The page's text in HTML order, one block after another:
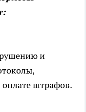
и
штрафов.